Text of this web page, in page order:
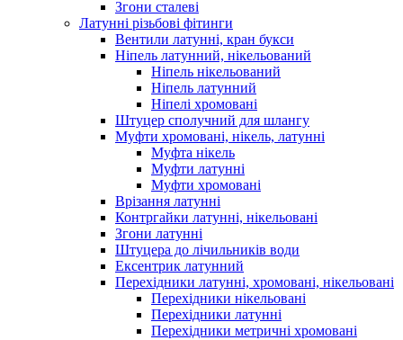
Згони сталеві
Латунні різьбові фітинги
Вентили латунні, кран букси
Ніпель латунний, нікельований
Ніпель нікельований
Ніпель латунний
Ніпелі хромовані
Штуцер сполучний для шлангу
Муфти хромовані, нікель, латунні
Муфта нікель
Муфти латунні
Муфти хромовані
Врізання латунні
Контргайки латунні, нікельовані
Згони латунні
Штуцера до лічильників води
Ексентрик латунний
Перехідники латунні, хромовані, нікельовані
Перехідники нікельовані
Перехідники латунні
Перехідники метричні хромовані